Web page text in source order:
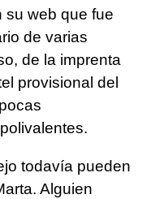
su web que fue
de varias
de la imprenta
provisional del
todavía pueden
Alguien